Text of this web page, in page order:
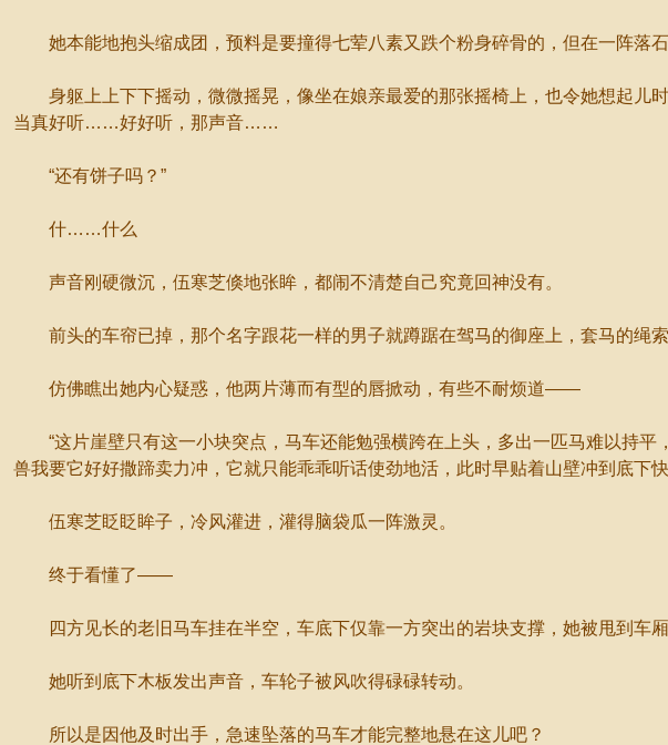
她本能地抱头缩成团，预料是要撞得七荤八素又跌个粉身碎骨的，但在一阵落石
身躯上上下下摇动，微微摇晃，像坐在娘亲最爱的那张摇椅上，也令她想起儿
当真好听……好好听，那声音……
“还有饼子吗？”
什……什么
声音刚硬微沉，伍寒芝倏地张眸，都闹不清楚自己究竟回神没有。
前头的车帘已掉，那个名字跟花一样的男子就蹲踞在驾马的御座上，套马的绳索
仿佛瞧出她内心疑惑，他两片薄而有型的唇掀动，有些不耐烦道——
“这片崖壁只有这一小块突点，马车还能勉强横跨在上头，多出一匹马难以持平
兽我要它好好撒蹄卖力冲，它就只能乖乖听话使劲地活，此时早贴着山壁冲到底下
伍寒芝眨眨眸子，冷风灌进，灌得脑袋瓜一阵激灵。
终于看懂了——
四方见长的老旧马车挂在半空，车底下仅靠一方突出的岩块支撑，她被甩到车厢
她听到底下木板发出声音，车轮子被风吹得碌碌转动。
所以是因他及时出手，急速坠落的马车才能完整地悬在这儿吧？